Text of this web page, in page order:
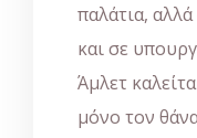
παλάτια,
και σε
Άμλετ
μόνο τον